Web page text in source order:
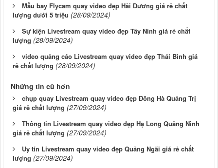
Mẫu bay Flycam quay video đẹp Hải Dương giá rẻ chất
lượng dưới 5 triệu (28/09/2024)
Sự kiện Livestream quay video đẹp Tây Ninh giá rẻ chất
lượng (28/09/2024)
video quảng cáo Livestream quay video đẹp Thái Bình giá
rẻ chất lượng (28/09/2024)
Những tin cũ hơn
chụp quay Livestream quay video đẹp Đông Hà Quảng Trị
giá rẻ chất lượng (27/09/2024)
Thông tin Livestream quay video đẹp Hạ Long Quảng Ninh
giá rẻ chất lượng (27/09/2024)
Uy tín Livestream quay video đẹp Quảng Ngãi giá rẻ chất
lượng (27/09/2024)